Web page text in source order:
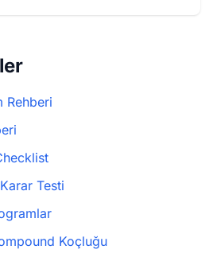
Rehberi
Testi
Koçluğu